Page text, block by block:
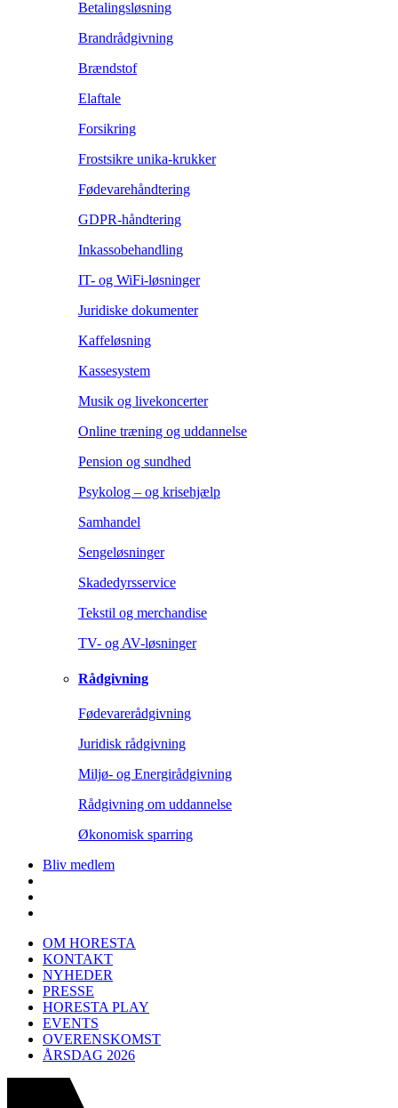
Betalingsløsning
Brandrådgivning
Brændstof
Elaftale
Forsikring
Frostsikre unika-krukker
Fødevarehåndtering
GDPR-håndtering
Inkassobehandling
IT- og WiFi-løsninger
Juridiske dokumenter
Kaffeløsning
Kassesystem
Musik og livekoncerter
Online træning og uddannelse
Pension og sundhed
Psykolog – og krisehjælp
Samhandel
Sengeløsninger
Skadedyrsservice
Tekstil og merchandise
TV- og AV-løsninger
Rådgivning
Fødevarerådgivning
Juridisk rådgivning
Miljø- og Energirådgivning
Rådgivning om uddannelse
Økonomisk sparring
Bliv medlem
OM HORESTA
KONTAKT
NYHEDER
PRESSE
HORESTA PLAY
EVENTS
OVERENSKOMST
ÅRSDAG 2026